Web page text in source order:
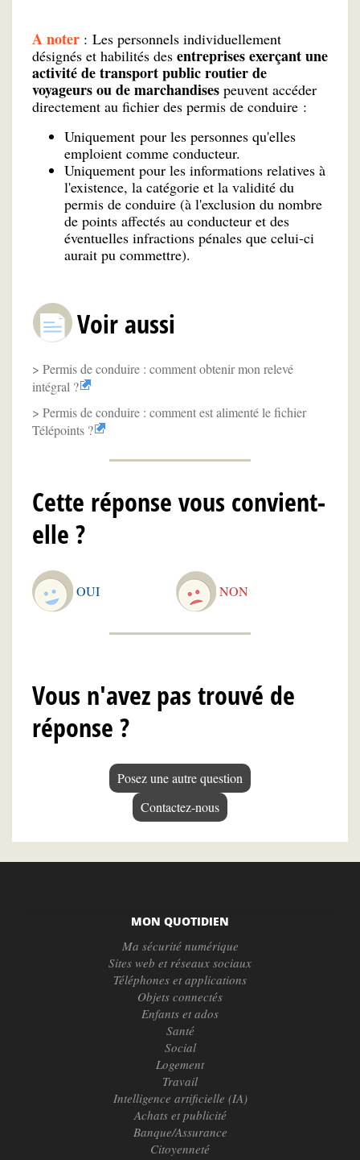
A noter : Les personnels individuellement
désignés et habilités des entreprises exerçant une
activité de transport public routier de
voyageurs ou de marchandises peuvent accéder
directement au fichier des permis de conduire :
Uniquement pour les personnes qu'elles
emploient comme conducteur.
Uniquement pour les informations relatives à
l'existence, la catégorie et la validité du
permis de conduire (à l'exclusion du nombre
de points affectés au conducteur et des
éventuelles infractions pénales que celui-ci
aurait pu commettre).
Voir aussi
Permis de conduire : comment obtenir mon relevé
intégral ?
Permis de conduire : comment est alimenté le fichier
Télépoints ?
Cette réponse vous convient-
elle ?
OUI NON
Vous n'avez pas trouvé de
réponse ?
Posez une autre question
Contactez-nous
MON QUOTIDIEN
Ma sécurité numérique
Sites web et réseaux sociaux
Téléphones et applications
Objets connectés
Enfants et ados
Santé
Social
Logement
Travail
Intelligence artificielle (IA)
Achats et publicité
Banque/Assurance
Citoyenneté